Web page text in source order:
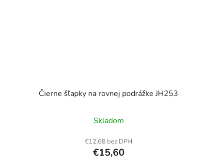
Čierne šľapky na rovnej podrážke JH253
Skladom
€12,68 bez DPH
€15,60